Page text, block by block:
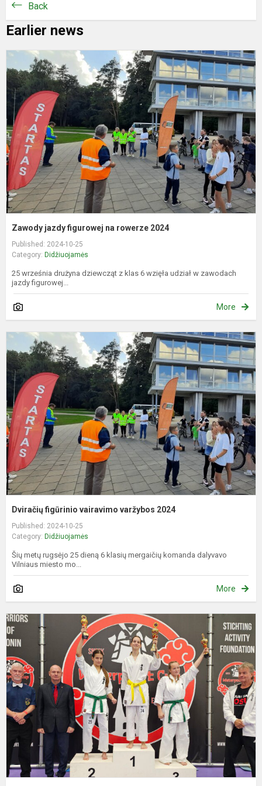
Back
Earlier news
Zawody jazdy figurowej na rowerze 2024
Published: 2024-10-25
Category: Didžiuojamės
25 września drużyna dziewcząt z klas 6 wzięła udział w zawodach
jazdy figurowej...
More
Dviračių figūrinio vairavimo varžybos 2024
Published: 2024-10-25
Category: Didžiuojamės
Šių metų rugsėjo 25 dieną 6 klasių mergaičių komanda dalyvavo
Vilniaus miesto mo...
More